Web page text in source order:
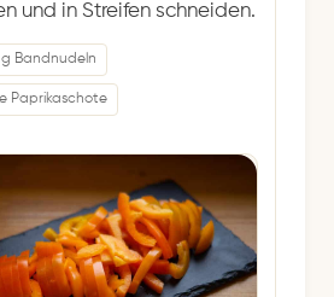
und in Streifen schneiden.
Bandnudeln
Paprikaschote